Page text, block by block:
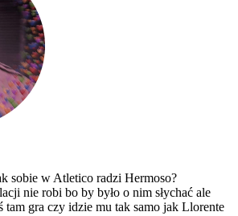
sobie w Atletico radzi Hermoso?
nie robi bo by było o nim słychać ale
tam gra czy idzie mu tak samo jak Llorente